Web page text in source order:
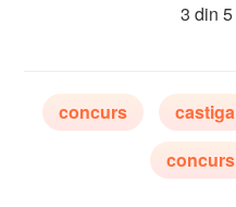
3 din 5(2
concurs castiga
concurs